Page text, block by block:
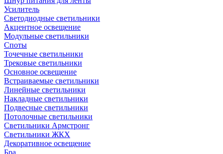
Усилитель
Светодиодные светильники
Акцентное освещение
Модульные светильники
Споты
Точечные светильники
Трековые светильники
Основное освещение
Встраиваемые светильники
Линейные светильники
Накладные светильники
Подвесные светильники
Потолочные светильники
Светильники Армстронг
Светильники ЖКХ
Декоративное освещение
Бра